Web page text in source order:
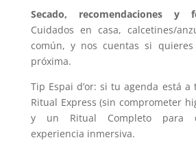
Secado, recomendaciones y
Cuidados en casa, calcetines/
común, y nos cuentas si
próxima.
Tip Espai d’or: si tu agenda está
Ritual Express (sin comprometer
y un Ritual Completo para
experiencia inmersiva.